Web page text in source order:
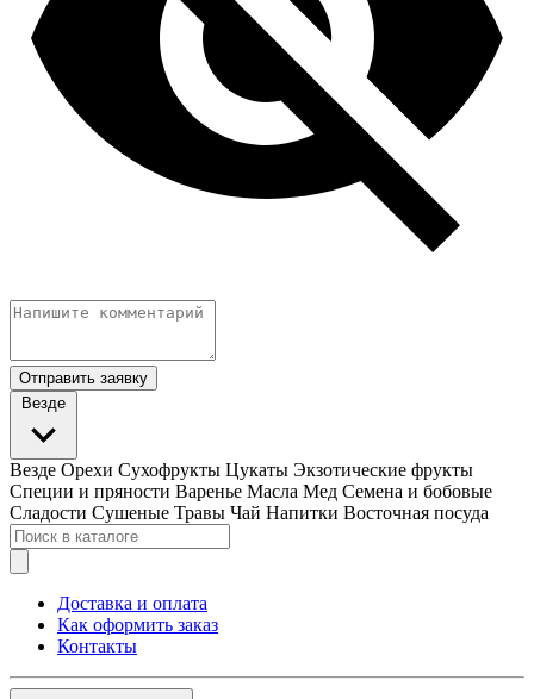
Отправить заявку
Везде
Везде Орехи Сухофрукты Цукаты Экзотические фрукты
Специи и пряности Варенье Масла Мед Семена и бобовые
Сладости Сушеные Травы Чай Напитки Восточная посуда
Доставка и оплата
Как оформить заказ
Контакты